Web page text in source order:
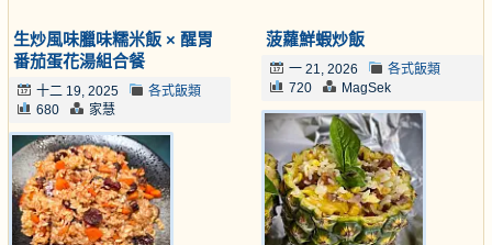
生炒風味臘味糯米飯 × 醒胃
番茄蛋花湯組合餐
十二 19, 2025
各式飯類
680
家慧
菠蘿鮮蝦炒飯
一 21, 2026
各式飯類
720
MagSek